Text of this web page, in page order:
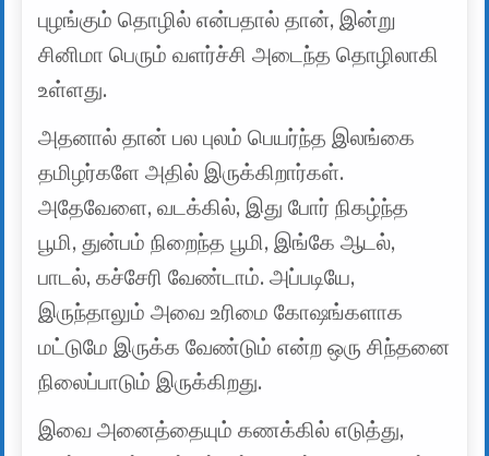
புழங்கும் தொழில் என்பதால் தான், இன்று
சினிமா பெரும் வளர்ச்சி அடைந்த தொழிலாகி
உள்ளது.
அதனால் தான் பல புலம் பெயர்ந்த இலங்கை
தமிழர்களே அதில் இருக்கிறார்கள்.
அதேவேளை, வடக்கில், இது போர் நிகழ்ந்த
பூமி, துன்பம் நிறைந்த பூமி, இங்கே ஆடல்,
பாடல், கச்சேரி வேண்டாம். அப்படியே,
இருந்தாலும் அவை உரிமை கோஷங்களாக
மட்டுமே இருக்க வேண்டும் என்ற ஒரு சிந்தனை
நிலைப்பாடும் இருக்கிறது.
இவை அனைத்தையும் கணக்கில் எடுத்து,